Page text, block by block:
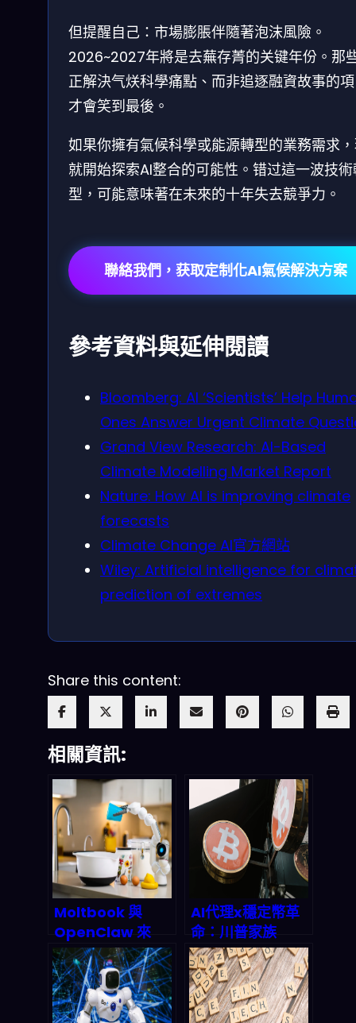
但提醒自己：市場膨脹伴隨著泡沫風險。
2026~2027年將是去蕪存菁的关键年份。那
正解決气烪科學痛點、而非追逐融資故事的
才會笑到最後。
如果你擁有氣候科學或能源轉型的業務需求
就開始探索AI整合的可能性。错过這一波技
型，可能意味著在未來的十年失去競爭力。
聯絡我們，获取定制化AI氣候解決方案
參考資料與延伸閱讀
Bloomberg: AI ‘Scientists’ Help
Ones Answer Urgent Climate
Grand View Research: AI-Based
Climate Modelling Market Report
Nature: How AI is improving climate
forecasts
Climate Change AI官方網站
Wiley: Artificial intelligence for
prediction of extremes
Share this content:
相關資訊:
Moltbook 與
OpenClaw 來
了！2026 年
agentic AI自動化
財密碼：從零搭建
你的睡覺賺錢系統
AI代理x穩定幣革
命：川普家族
USD1如何預埋
2026年金融奈米
傳播導彈